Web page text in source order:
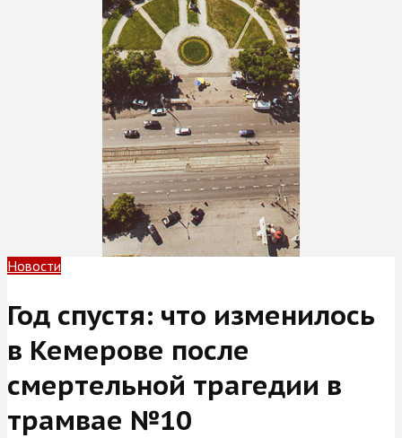
Новости
Год спустя: что изменилось
в Кемерове после
смертельной трагедии в
трамвае №10